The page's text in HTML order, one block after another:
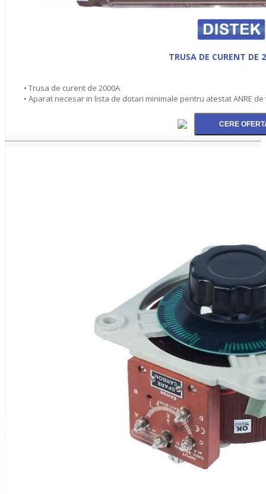
TRUSA DE CURENT DE
• Trusa de curent de 2000A
• Aparat necesar in lista de dotari minimale pentru atestat ANRE de